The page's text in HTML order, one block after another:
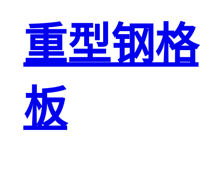
重型钢格
板